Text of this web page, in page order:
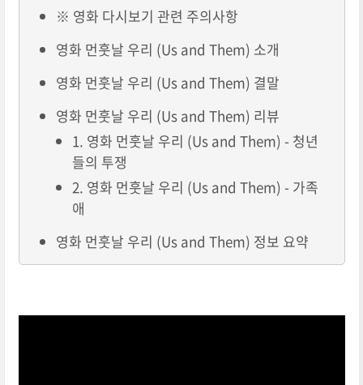
※ 영화 다시보기 관련 주의사항
영화 먼훗날 우리 (Us and Them) 소개
영화 먼훗날 우리 (Us and Them) 결말
영화 먼훗날 우리 (Us and Them) 리뷰
1. 영화 먼훗날 우리 (Us and Them) - 청년
들의 투쟁
2. 영화 먼훗날 우리 (Us and Them) - 가족
애
영화 먼훗날 우리 (Us and Them) 정보 요약